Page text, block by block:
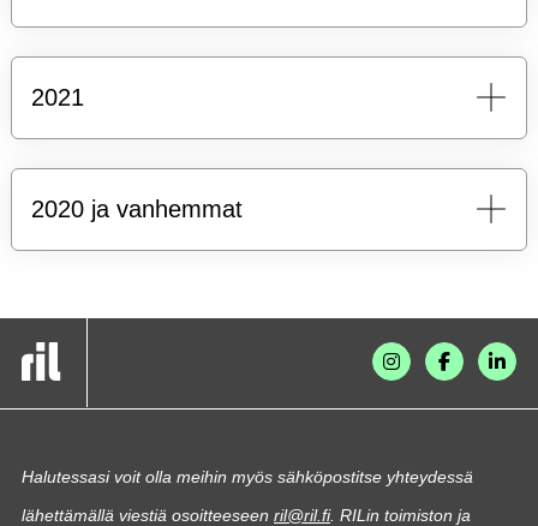
2021
2020 ja vanhemmat
Halutessasi voit olla meihin myös sähköpostitse yhteydessä
lähettämällä viestiä osoitteeseen ril@ril.fi. RILin toimiston ja